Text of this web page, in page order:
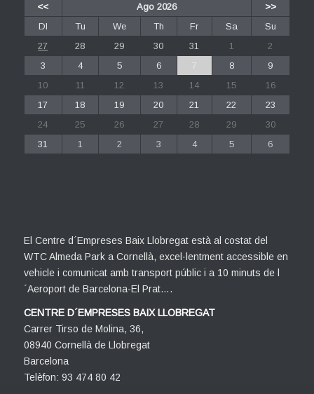
<< Ago 2026
>>
Dl
Tu We Th Fr Sa
Su
27
28 29 30 31 1
2
3
4 5 6 7 8
9
10
11 12 13 14 15
16
17
18 19 20 21 22
23
24
25 26 27 28 29
30
31
1 2 3 4 5 6
El Centre d´Empreses Baix Llobregat està al costat del
WTC Almeda Park a Cornellà, excel·lentment accessible en
vehicle i comunicat amb transport públic i a 10 minuts de l
´Aeroport de Barcelona-El Prat….
CENTRE D´EMPRESES BAIX LLOBREGAT
Carrer Tirso de Molina, 36,
08940 Cornellà de Llobregat
Barcelona
Telèfon: 93 474 80 42